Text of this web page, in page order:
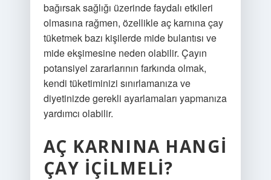
bağırsak sağlığı üzerinde faydalı etkileri
olmasına rağmen, özellikle aç karnına çay
tüketmek bazı kişilerde mide bulantısı ve
mide ekşimesine neden olabilir. Çayın
potansiyel zararlarının farkında olmak,
kendi tüketiminizi sınırlamanıza ve
diyetinizde gerekli ayarlamaları yapmanıza
yardımcı olabilir.
AÇ KARNINA HANGI
ÇAY IÇILMELI?